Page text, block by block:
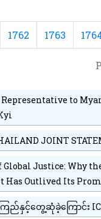
1762 1763
Representative to
JOINT
Justice: Why
Has Outlived Its
ြည်နှင့်တွေ့ဆုံခဲ့ကြောင်း